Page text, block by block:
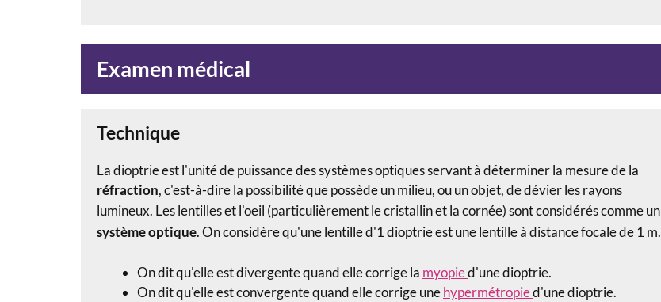
Examen médical
Technique
La dioptrie est l'unité de puissance des systèmes optiques servant à déterminer la mesure de la
réfraction, c'est-à-dire la possibilité que possède un milieu, ou un objet, de dévier les rayons
lumineux. Les lentilles et l'oeil (particulièrement le cristallin et la cornée) sont considérés comme un
système optique. On considère qu'une lentille d'1dioptrieest une lentille à distance focale de 1 m.
On dit qu'elle est divergente quand elle corrige la myopied'une dioptrie.
On dit qu'elle est convergente quand elle corrige unehypermétropied'une dioptrie.